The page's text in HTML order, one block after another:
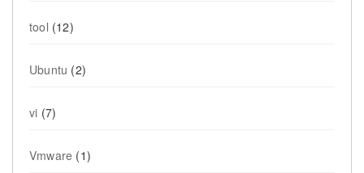
tool (12)
Ubuntu (2)
vi (7)
Vmware (1)